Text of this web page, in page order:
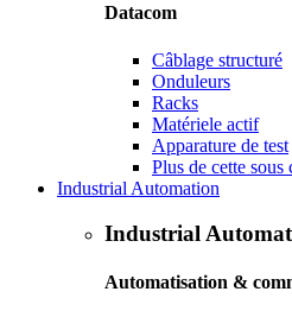
Datacom
Câblage structuré
Onduleurs
Racks
Matériele actif
Apparature de test
Plus de cette sous
Industrial Automation
Industrial
Automatisation &